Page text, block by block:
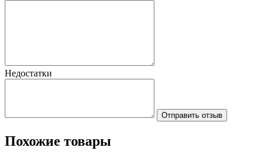
Недостатки
Отправить отзыв
Похожие товары